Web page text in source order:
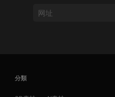
分類